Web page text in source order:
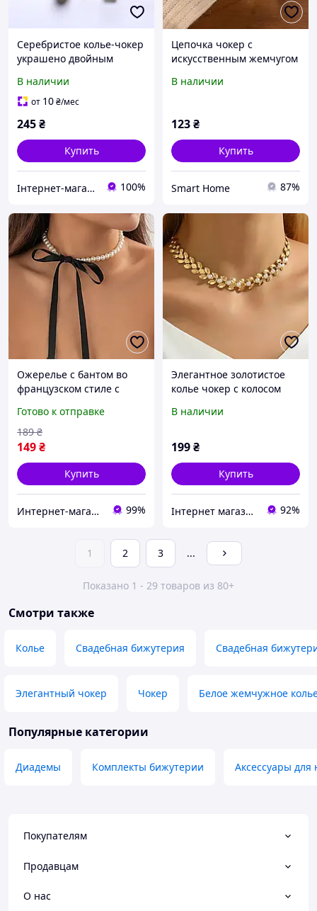
Серебристое колье-чокер
украшено двойным
подвесками из
искусственного жемчуга
В наличии
от 10₴/мес
245₴
Купить
Інтернет-магазин Сорока www.soroka.me 100%
Цепочка чокер с
искусственным жемчугом
застежкой на карабине,
В наличии
123₴
Купить
Smart Home 87%
Ожерелье с бантом во
французском стиле с
N-1011
Готово к отправке
149₴
189 ₴
Купить
Интернет-магазин FlashBuy 99%
Элегантное золотистое
колье чокер с колосом
искусственным жемчугом
украшение в винтажном
дизайне универ
В наличии
199₴
Купить
Інтернет магазин S-Pool 92%
1 2 3 ...
Показано 1 - 29 товаров из 80+
Смотри также
Колье Свадебная бижутерия Свадебная
Элегантный чокер Чокер Белое жемчужное
Популярные категории
Диадемы Комплекты бижутерии Аксессуары для
Покупателям
Продавцам
О нас